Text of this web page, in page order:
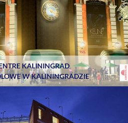
KALININGRAD
W KALININGRADZIE